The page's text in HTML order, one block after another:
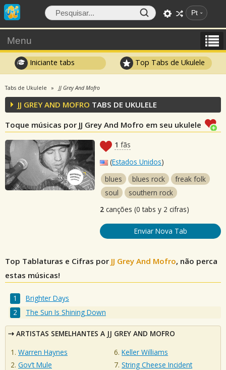
Pt
Menu
Iniciante tabs Top Tabs de Ukulele
Tabs de Ukulele JJ Grey And Mofro
JJ GREY AND MOFRO TABS DE UKULELE
Toque músicas por JJ Grey And Mofro em seu ukulele
1 fãs
(Estados Unidos)
blues
blues rock
freak folk
soul
southern rock
2 canções (0 tabs y 2 cifras)
Enviar Nova Tab
Top Tablaturas e Cifras por JJ Grey And Mofro, não perca
estas músicas!
Brighter Days
The Sun Is Shining Down
ARTISTAS SEMELHANTES A JJ GREY AND MOFRO
Warren Haynes
Gov’t Mule
Keller Williams
String Cheese Incident